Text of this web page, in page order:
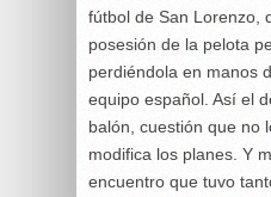
fútbol de San Lorenzo,
posesión de la pelota
perdiéndola en manos
equipo español. Así el
balón, cuestión que no
modifica los planes. Y
encuentro que tuvo